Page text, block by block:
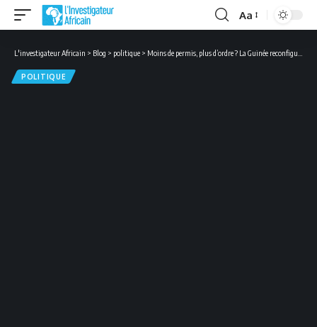
Font
Aa
L'investigateur Africain > Blog > politique > Moins de permis, plus d’ordre ? La Guinée reconfigure son secteur minier
POLITIQUE